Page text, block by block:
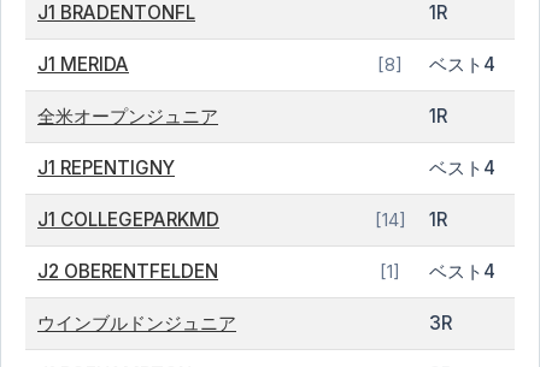
J1 BRADENTONFL 1R
J1 MERIDA [8] ベスト4
全米オープンジュニア 1R
J1 REPENTIGNY ベスト4
J1 COLLEGEPARKMD [14] 1R
J2 OBERENTFELDEN [1] ベスト4
ウインブルドンジュニア 3R